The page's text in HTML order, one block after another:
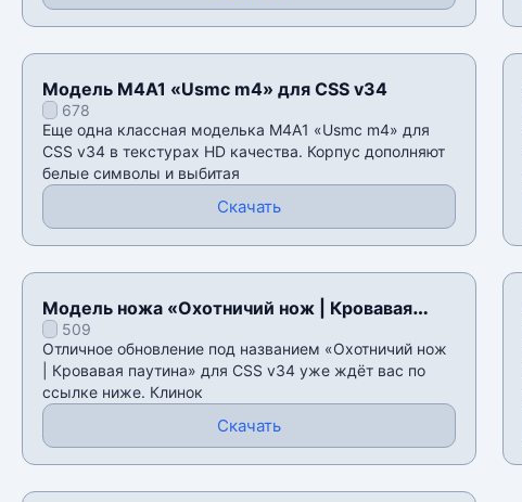
Модель M4A1 «Usmc m4» для CSS v34
678
Еще одна классная моделька M4A1 «Usmc m4» для
CSS v34 в текстурах HD качества. Корпус дополняют
белые символы и выбитая
Скачать
Модель ножа «Охотничий нож | Кровавая
паутина» для CSS v34
509
Отличное обновление под названием «Охотничий нож
| Кровавая паутина» для CSS v34 уже ждёт вас по
ссылке ниже. Клинок
Скачать